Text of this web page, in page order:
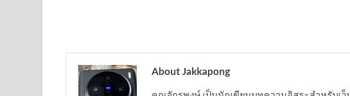
About Jakkapong